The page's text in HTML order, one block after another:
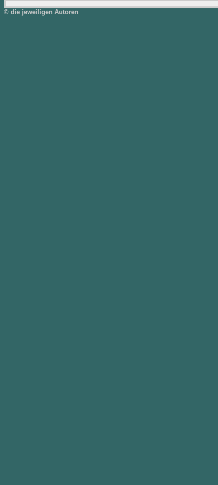
© die jeweiligen Autoren